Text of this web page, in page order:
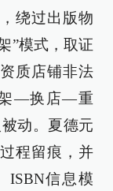
绕过出版物
”模式，取证
质店铺非法
架—换店—重
动。夏德元
程留痕，并
ISBN信息模